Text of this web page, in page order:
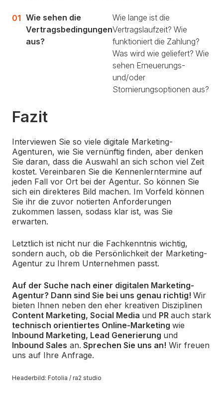
Wie sehen die
Vertragsbedingungen
aus?
Wie lange ist die
Vertragslaufzeit? Wie
funktioniert die Zahlung?
Was wird wie geliefert? Wie
sehen Erneuerungs-
und/oder
Stornierungsoptionen aus?
Fazit
Interviewen Sie so viele digitale Marketing-
Agenturen, wie Sie vernünftig finden, aber denken
Sie daran, dass die Auswahl an sich schon viel Zeit
kostet. Vereinbaren Sie die Kennenlerntermine auf
jeden Fall vor Ort bei der Agentur. So können Sie
sich ein direkteres Bild machen. Im Vorfeld können
Sie ihr die zuvor notierten Anforderungen
zukommen lassen, sodass klar ist, was Sie
erwarten.
Letztlich ist nicht nur die Fachkenntnis wichtig,
sondern auch, ob die Persönlichkeit der Marketing-
Agentur zu Ihrem Unternehmen passt.
Auf der Suche nach einer digitalen Marketing-
Agentur? Dann sind Sie bei uns genau richtig! Wir
bieten Ihnen neben den eher kreativen Disziplinen
Content Marketing, Social Media und PR auch stark
technisch orientiertes Online-Marketing wie
Inbound Marketing, Lead Generierung und
Inbound Sales an. Sprechen Sie uns an! Wir freuen
uns auf Ihre Anfrage.
Headerbild: Fotolia / ra2 studio